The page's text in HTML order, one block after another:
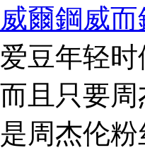
威爾鋼威
爱豆年轻
而且只要
是周杰伦